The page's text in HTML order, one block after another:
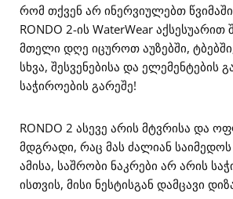
რომ თქვენ არ ინერვიულებთ
RONDO 2-ის WaterWear
მთელი დღე იცუროთ აუზებში,
სხვა, შესვენებისა და ელემენტების
საჭიროების გარეშე!
RONDO 2 ასევე არის მტვრისა და
მდგრადი, რაც მას ძალიან
ამისა, საშრობი ნაკრები არ არის
ისთვის, მისი ნესტისგან დამცავი